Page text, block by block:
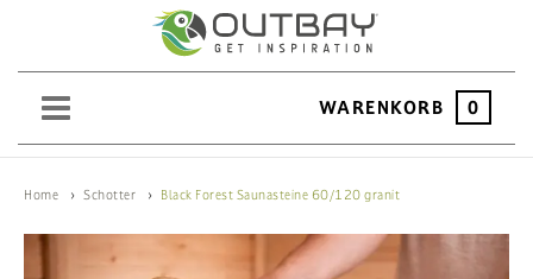
WARENKORB 0
Home Schotter Black Forest Saunasteine 60/120 granit